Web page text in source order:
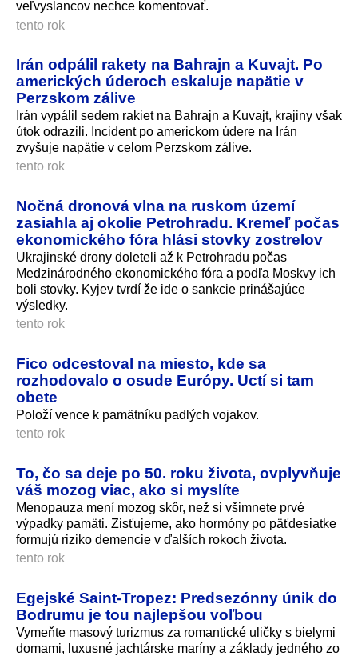
veľvyslancov nechce komentovať.
tento rok
Irán odpálil rakety na Bahrajn a Kuvajt. Po
amerických úderoch eskaluje napätie v
Perzskom zálive
Irán vypálil sedem rakiet na Bahrajn a Kuvajt, krajiny však
útok odrazili. Incident po americkom údere na Irán
zvyšuje napätie v celom Perzskom zálive.
tento rok
Nočná dronová vlna na ruskom území
zasiahla aj okolie Petrohradu. Kremeľ počas
ekonomického fóra hlási stovky zostrelov
Ukrajinské drony doleteli až k Petrohradu počas
Medzinárodného ekonomického fóra a podľa Moskvy ich
boli stovky. Kyjev tvrdí že ide o sankcie prinášajúce
výsledky.
tento rok
Fico odcestoval na miesto, kde sa
rozhodovalo o osude Európy. Uctí si tam
obete
Položí vence k pamätníku padlých vojakov.
tento rok
To, čo sa deje po 50. roku života, ovplyvňuje
váš mozog viac, ako si myslíte
Menopauza mení mozog skôr, než si všimnete prvé
výpadky pamäti. Zisťujeme, ako hormóny po päťdesiatke
formujú riziko demencie v ďalších rokoch života.
tento rok
Egejské Saint-Tropez: Predsezónny únik do
Bodrumu je tou najlepšou voľbou
Vymeňte masový turizmus za romantické uličky s bielymi
domami, luxusné jachtárske maríny a základy jedného zo